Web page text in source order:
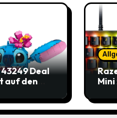
Deal
auf den
Mini